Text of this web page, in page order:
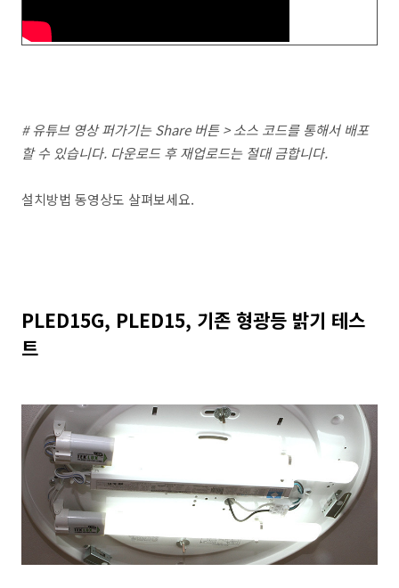
# 유튜브 영상 퍼가기는 Share 버튼 > 소스 코드를 통해서 배포
할 수 있습니다. 다운로드 후 재업로드는 절대 금합니다.
설치방법 동영상도 살펴보세요.
PLED15G, PLED15, 기존 형광등 밝기 테스
트